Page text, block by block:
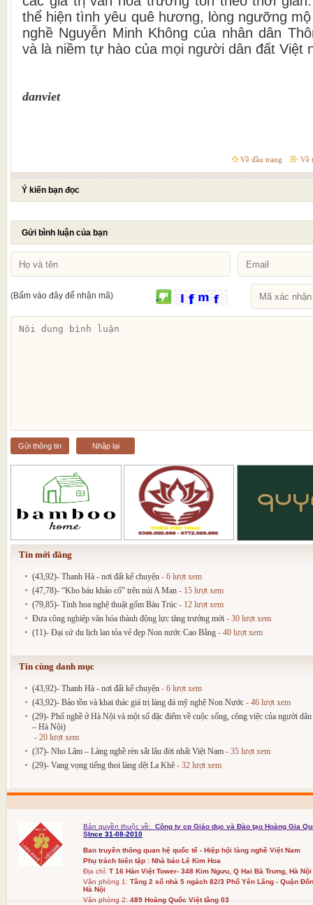
thể hiện tình yêu quê hương, lòng ngưỡng
nghề Nguyễn Minh Không của nhân dân
và là niềm tự hào của mọi người dân đất Việt
danviet
Về đầu trang Về
Ý kiến bạn đọc
Gửi bình luận của bạn
(Bấm vào đây để nhận mã)
Gửi thông tin Nhập lại
Tin mới đăng
(43,92)- Thanh Hà - nơi đất kể chuyện - 6 lượt xem
(47,78)- “Kho báu khảo cổ” trên núi A Man - 15 lượt xem
(79,85)- Tinh hoa nghệ thuật gốm Bàu Trúc - 12 lượt xem
Đưa công nghiệp văn hóa thành động lực tăng trưởng mới - 30 lượt xem
(11)- Đại sứ du lịch lan tỏa vẻ đẹp Non nước Cao Bằng - 40 lượt xem
Tin cùng danh mục
(43,92)- Thanh Hà - nơi đất kể chuyện - 6 lượt xem
(43,92)- Bảo tồn và khai thác giá trị làng đá mỹ nghệ Non Nước - 46 lượt xem
(29)- Phố nghề ở Hà Nội và một số đặc điểm về cuộc sống, công việc của người
– Hà Nội)
- 20 lượt xem
(37)- Nho Lâm – Làng nghề rèn sắt lâu đời nhất Việt Nam - 35 lượt xem
(29)- Vang vọng tiếng thoi làng dệt La Khê - 32 lượt xem
Bản quyền thuộc về:
Công ty cp Giáo dục và Đào tạo Hoàng Gia
SInce 31-08-2010
Ban truyền thông quan hệ quốc tế - Hiệp hội làng nghề Việt Nam
Phụ trách biên tập : Nhà báo Lê Kim Hoa
Địa chỉ: T 16 Hàn Việt Tower- 348 Kim Ngưu, Q Hai Bà Trưng, Hà Nội
Văn phòng 1:Tầng 2 số nhà 5 ngách 82/3 Phố Yên Lãng - Quận
Hà Nội
Văn phòng 2:489 Hoàng Quốc Việt tầng 03